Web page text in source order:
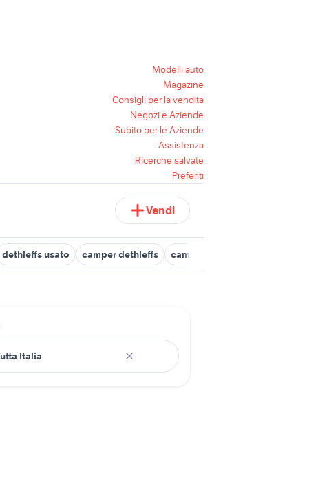
Modelli auto
Magazine
Consigli per la vendita
Negozi e Aziende
Subito per le Aziende
Assistenza
Ricerche salvate
Preferiti
Vendi
dethleffs usato camper dethleffs camper dethleffs motori